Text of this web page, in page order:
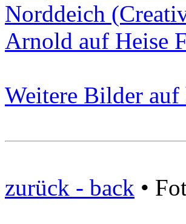
Norddeich
Arnold auf Heise
Weitere Bilder auf
zurück - back •